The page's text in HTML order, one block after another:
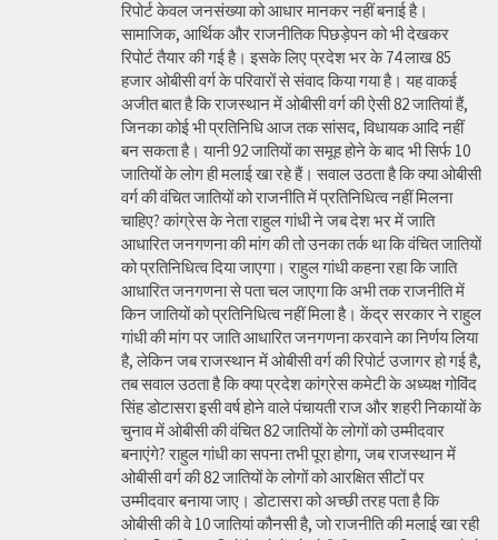
रिपोर्ट केवल जनसंख्या को आधार मानकर नहीं बनाई है।
सामाजिक, आर्थिक और राजनीतिक पिछड़ेपन को भी देखकर
रिपोर्ट तैयार की गई है। इसके लिए प्रदेश भर के 74 लाख 85
हजार ओबीसी वर्ग के परिवारों से संवाद किया गया है। यह वाकई
अजीत बात है कि राजस्थान में ओबीसी वर्ग की ऐसी 82 जातियां हैं,
जिनका कोई भी प्रतिनिधि आज तक सांसद, विधायक आदि नहीं
बन सकता है। यानी 92 जातियों का समूह होने के बाद भी सिर्फ 10
जातियों के लोग ही मलाई खा रहे हैं। सवाल उठता है कि क्या ओबीसी
वर्ग की वंचित जातियों को राजनीति में प्रतिनिधित्व नहीं मिलना
चाहिए? कांग्रेस के नेता राहुल गांधी ने जब देश भर में जाति
आधारित जनगणना की मांग की तो उनका तर्क था कि वंचित जातियों
को प्रतिनिधित्व दिया जाएगा। राहुल गांधी कहना रहा कि जाति
आधारित जनगणना से पता चल जाएगा कि अभी तक राजनीति में
किन जातियों को प्रतिनिधित्व नहीं मिला है। केंद्र सरकार ने राहुल
गांधी की मांग पर जाति आधारित जनगणना करवाने का निर्णय लिया
है, लेकिन जब राजस्थान में ओबीसी वर्ग की रिपोर्ट उजागर हो गई है,
तब सवाल उठता है कि क्या प्रदेश कांग्रेस कमेटी के अध्यक्ष गोविंद
सिंह डोटासरा इसी वर्ष होने वाले पंचायती राज और शहरी निकायों के
चुनाव में ओबीसी की वंचित 82 जातियों के लोगों को उम्मीदवार
बनाएंगे? राहुल गांधी का सपना तभी पूरा होगा, जब राजस्थान में
ओबीसी वर्ग की 82 जातियों के लोगों को आरक्षित सीटों पर
उम्मीदवार बनाया जाए। डोटासरा को अच्छी तरह पता है कि
ओबीसी की वे 10 जातियां कौनसी है, जो राजनीति की मलाई खा रही